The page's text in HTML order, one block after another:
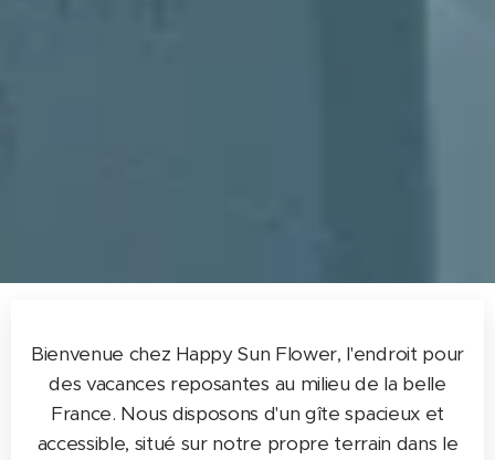
Bienvenue chez Happy Sun Flower, l'endroit pour
des vacances reposantes au milieu de la belle
France. Nous disposons d'un gîte spacieux et
accessible, situé sur notre propre terrain dans le